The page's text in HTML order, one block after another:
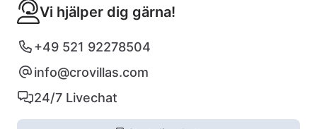
Vi hjälper dig gärna!
+49 521 92278504
info@crovillas.com
24/7 Livechat